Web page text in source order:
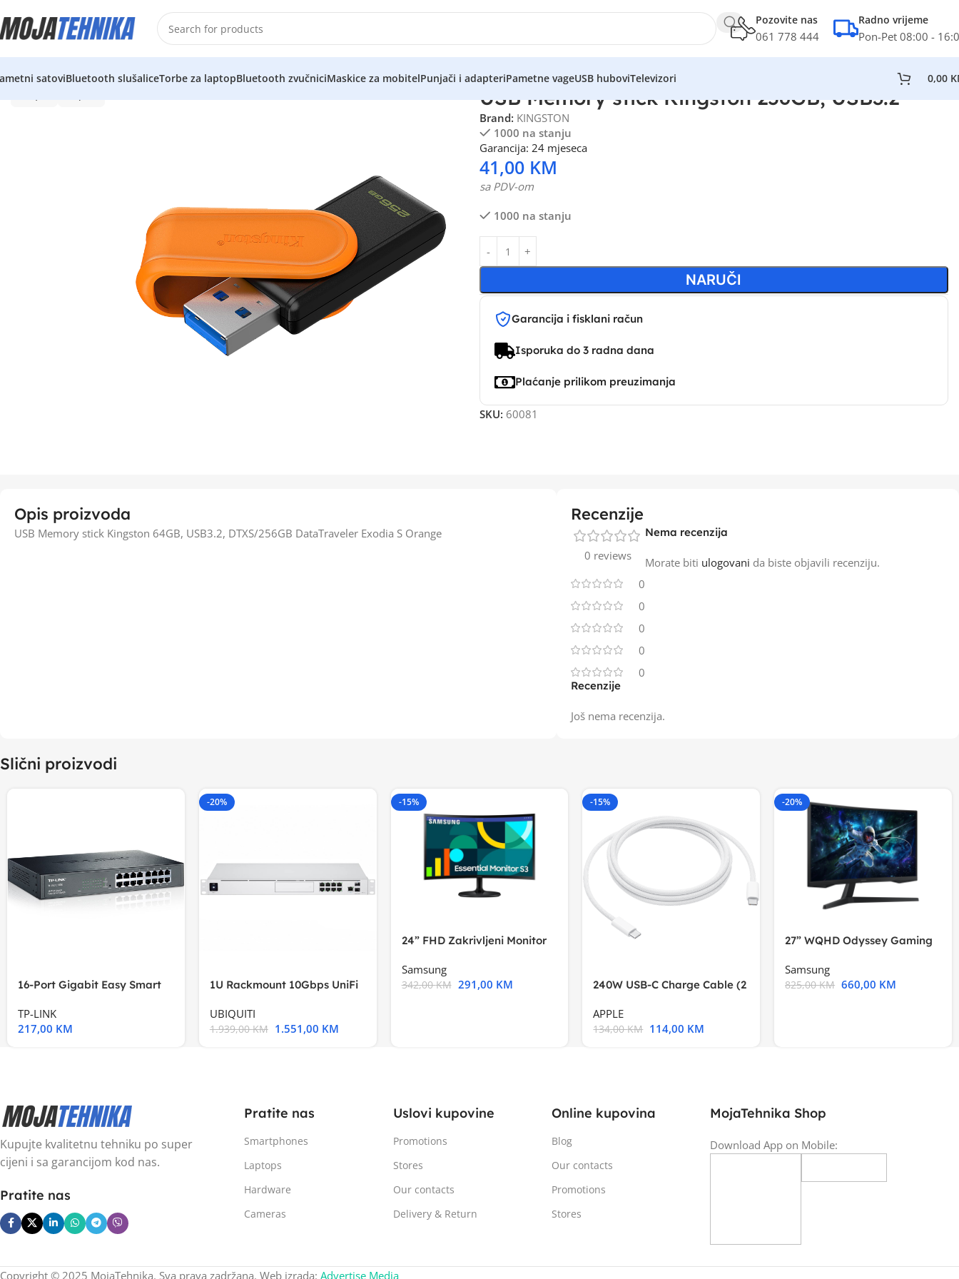
Pozovite nas
061 778 444
Radno vrijeme
Pon-Pet 08:00 -
satoviBluetooth slušaliceTorbe za laptopBluetooth zvučniciMaskice za mobitelPunjači i adapteriPametne vageUSB huboviTelevizori 0,00
USB Memory stick Kingston 256GB, USB3.2
Brand: KINGSTON
1000 na stanju
Garancija: 24 mjeseca
41,00 KM
sa PDV-om
1000 na stanju
NARUČI
Garancija i fisklani račun
Isporuka do 3 radna dana
Plaćanje prilikom preuzimanja
SKU: 60081
Opis proizvoda
USB Memory stick Kingston 64GB, USB3.2, DTXS/256GB DataTraveler Exodia S Orange
Recenzije
0 reviews
0
0
0
0
0
Recenzije
Još nema recenzija.
Nema recenzija
Morate biti ulogovani da biste objavili recenziju.
Slični proizvodi
16-Port Gigabit Easy Smart
TP-LINK
217,00 KM
-20%
1U Rackmount 10Gbps UniFi
UBIQUITI
1.939,00KM 1.551,00 KM
-15%
24” FHD Zakrivljeni Monitor
Samsung
342,00KM 291,00 KM
-15%
240W USB-C Charge Cable (2
APPLE
134,00KM 114,00 KM
-20%
27” WQHD Odyssey Gaming
Samsung
825,00KM 660,00 KM
Kupujte kvalitetnu tehniku po super
cijeni i sa garancijom kod nas.
Pratite nas
Pratite nas
Smartphones
Laptops
Hardware
Cameras
Uslovi kupovine
Promotions
Stores
Our contacts
Delivery & Return
Online kupovina
Blog
Our contacts
Promotions
Stores
MojaTehnika Shop
Download App on Mobile:
Copyright © 2025 MojaTehnika. Sva prava zadržana. Web izrada: Advertise Media